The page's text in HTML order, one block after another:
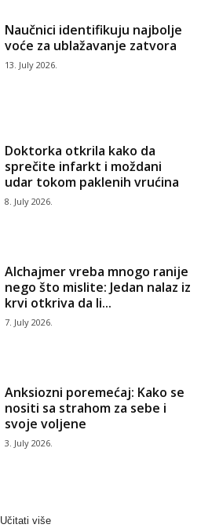
Naučnici identifikuju najbolje
voće za ublažavanje zatvora
13. July 2026.
Doktorka otkrila kako da
sprečite infarkt i moždani
udar tokom paklenih vrućina
8. July 2026.
Alchajmer vreba mnogo ranije
nego što mislite: Jedan nalaz iz
krvi otkriva da li...
7. July 2026.
Anksiozni poremećaj: Kako se
nositi sa strahom za sebe i
svoje voljene
3. July 2026.
Učitati više